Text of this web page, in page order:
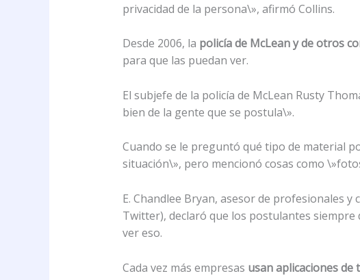
privacidad de la persona\», afirmó Collins.
Desde 2006, la policía de McLean y de otros
para que las puedan ver.
El subjefe de la policía de McLean Rusty
bien de la gente que se postula\».
Cuando se le preguntó qué tipo de material
situación\», pero mencionó cosas como
E. Chandlee Bryan, asesor de profesionales y
Twitter), declaró que los postulantes
ver eso.
Cada vez más empresas usan aplicaciones de